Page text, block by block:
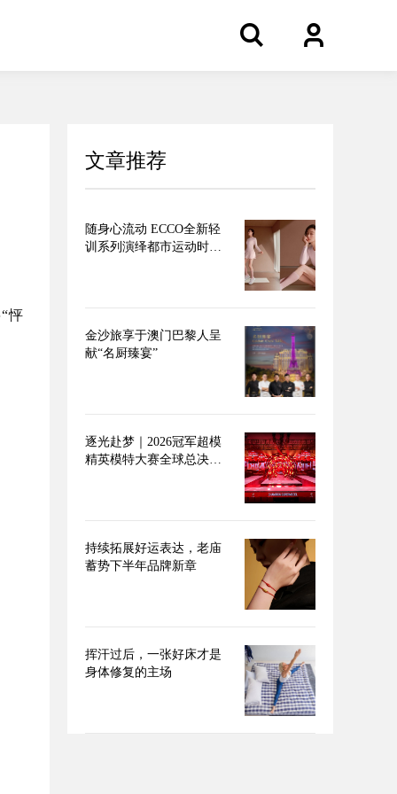
怦
文章推荐
随身心流动 ECCO全新轻
训系列演绎都市运动时装
金沙旅享于澳门巴黎人呈
献“名厨臻宴”
逐光赴梦｜2026冠军超模
精英模特大赛全球总决赛
持续拓展好运表达，老庙
蓄势下半年品牌新章
挥汗过后，一张好床才是
身体修复的主场